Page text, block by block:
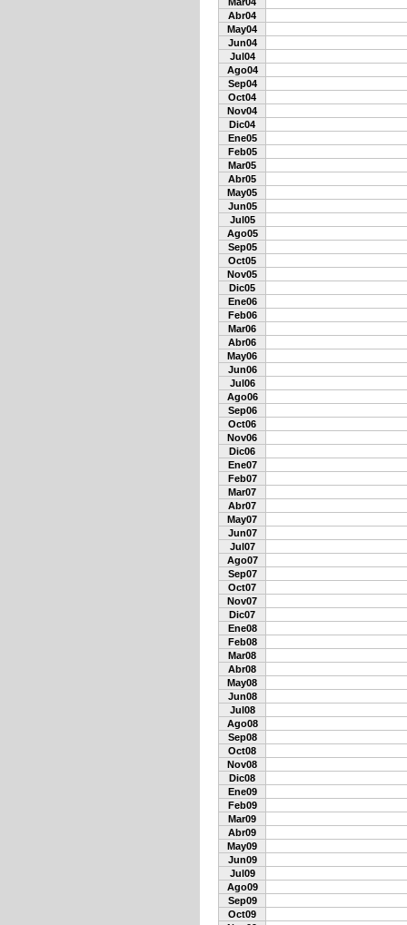
Abr04
May04
Jun04
Jul04
Ago04
Sep04
Oct04
Nov04
Dic04
Ene05
Feb05
Mar05
Abr05
May05
Jun05
Jul05
Ago05
Sep05
Oct05
Nov05
Dic05
Ene06
Feb06
Mar06
Abr06
May06
Jun06
Jul06
Ago06
Sep06
Oct06
Nov06
Dic06
Ene07
Feb07
Mar07
Abr07
May07
Jun07
Jul07
Ago07
Sep07
Oct07
Nov07
Dic07
Ene08
Feb08
Mar08
Abr08
May08
Jun08
Jul08
Ago08
Sep08
Oct08
Nov08
Dic08
Ene09
Feb09
Mar09
Abr09
May09
Jun09
Jul09
Ago09
Sep09
Oct09